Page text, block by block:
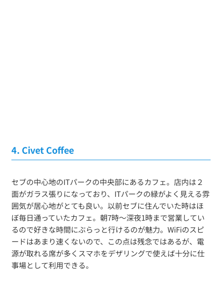
4. Civet Coffee
セブの中心地のITパークの中央部にあるカフェ。店内は２
面がガラス張りになっており、ITパークの緑がよく見える雰
囲気が居心地がとても良い。以前セブに住んでいた時はほ
ぼ毎日通っていたカフェ。朝7時〜深夜1時まで営業してい
るので好きな時間にぶらっと行けるのが魅力。WiFiのスピ
ードはあまり速くないので、この点は残念ではあるが、電
源が取れる席が多くスマホをデザリングで使えば十分に仕
事場として利用できる。